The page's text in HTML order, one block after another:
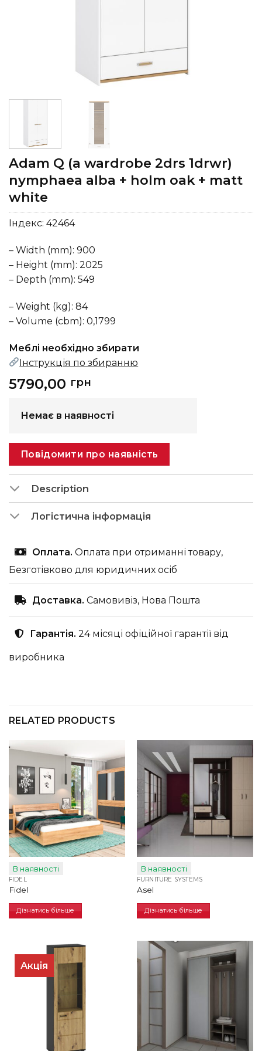
Adam Q (a wardrobe 2drs 1drwr)
nymphaea alba + holm oak + matt
white
Індекс: 42464
– Width (mm): 900
– Height (mm): 2025
– Depth (mm): 549
– Weight (kg): 84
– Volume (cbm): 0,1799
Меблі необхідно збирати
Інструкція по збиранню
5790,00 грн
Немає в наявності
Повідомити про наявність
Description
Логістична інформація
Оплата. Оплата при отриманні товару,
Безготівково для юридичних осіб
Доставка. Самовивіз, Нова Пошта
Гарантія. 24 місяці офіційної гарантії від
виробника
RELATED PRODUCTS
В наявності
FIDEL
Fidel
Дізнатись більше
В наявності
FURNITURE SYSTEMS
Asel
Дізнатись більше
Акція